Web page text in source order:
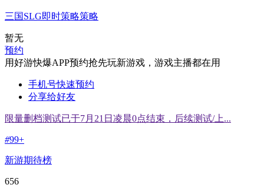
三国SLG即时策略策略
暂无
预约
用好游快爆APP预约抢先玩新游戏，游戏主播都在用
手机号快速预约
分享给好友
限量删档测试已于7月21日凌晨0点结束，后续测试/上...
#99+
新游期待榜
656